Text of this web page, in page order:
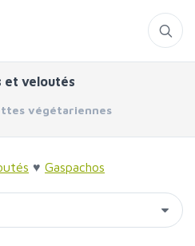
et veloutés
végétariennes
♥ Gaspachos